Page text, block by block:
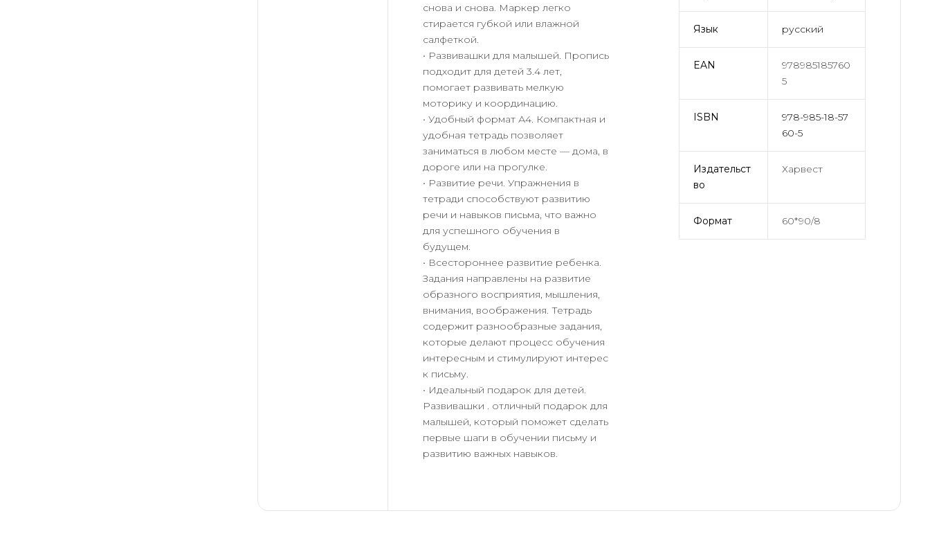
снова и снова. Маркер легко
стирается губкой или влажной
салфеткой.
• Развивашки для малышей. Пропись
подходит для детей 3.4 лет,
помогает развивать мелкую
моторику и координацию.
• Удобный формат А4. Компактная и
удобная тетрадь позволяет
заниматься в любом месте — дома, в
дороге или на прогулке.
• Развитие речи. Упражнения в
тетради способствуют развитию
речи и навыков письма, что важно
для успешного обучения в
будущем.
• Всестороннее развитие ребенка.
Задания направлены на развитие
образного восприятия, мышления,
внимания, воображения. Тетрадь
содержит разнообразные задания,
которые делают процесс обучения
интересным и стимулируют интерес
к письму.
• Идеальный подарок для детей.
Развивашки . отличный подарок для
малышей, который поможет сделать
первые шаги в обучении письму и
развитию важных навыков.
Язык русский
EAN
978985185760
5
ISBN
978-985-18-57
60-5
Издательст
во
Харвест
Формат 60*90/8